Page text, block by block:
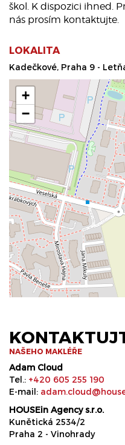
škol. K dispozici ihned.
nás prosím kontaktujte.
LOKALITA
Kadečkové, Praha 9 -
+
−
NAŠEHO MAKLÉŘE
Adam Cloud
Tel.: +420 605 255 190
E-mail:
HOUSEin Agency s.r.o.
Kunětická 2534/2
Praha 2 - Vinohrady